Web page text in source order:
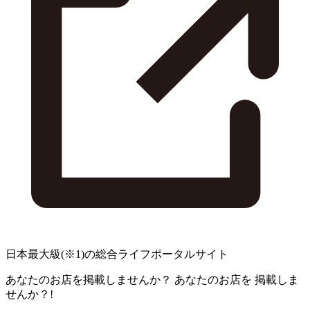
日本最大級(※1)の総合ライフポータルサイト
あなたのお店を掲載しませんか？ あなたのお店を 掲載しま
せんか？!